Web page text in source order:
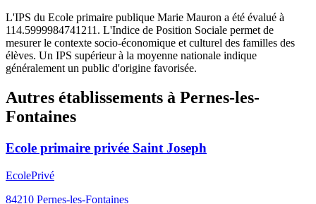
L'IPS du Ecole primaire publique Marie Mauron a été évalué à
114.5999984741211. L'Indice de Position Sociale permet de
mesurer le contexte socio-économique et culturel des familles des
élèves. Un IPS supérieur à la moyenne nationale indique
généralement un public d'origine favorisée.
Autres établissements à Pernes-les-
Fontaines
Ecole primaire privée Saint Joseph
EcolePrivé
84210 Pernes-les-Fontaines